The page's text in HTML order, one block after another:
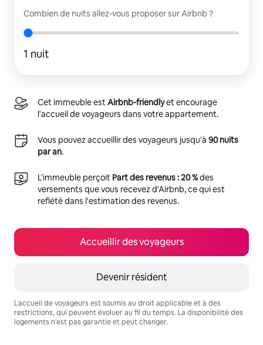
Combien de nuits allez-vous proposer sur Airbnb ?
1 nuit
Cet immeuble estAirbnb-friendlyet encourage
l'accueil de voyageurs dans votre appartement.
Vous pouvez accueillir des voyageurs jusqu'à 90 nuits
par an.
L'immeuble perçoit Part des revenus : 20 %des
versements que vous recevez d'Airbnb, ce qui est
reflété dans l'estimation des revenus.
Accueillir des voyageurs
Devenir résident
L'accueil de voyageurs est soumis au droit applicable et à des
restrictions, qui peuvent évoluer au fil du temps. La disponibilité des
logements n'est pas garantie et peut changer.